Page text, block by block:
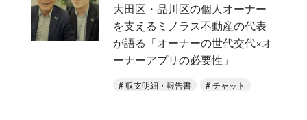
大田区・品川区の個人オーナー
を支えるミノラス不動産の代表
が語る「オーナーの世代交代×オ
ーナーアプリの必要性」
収支明細・報告書 チャット